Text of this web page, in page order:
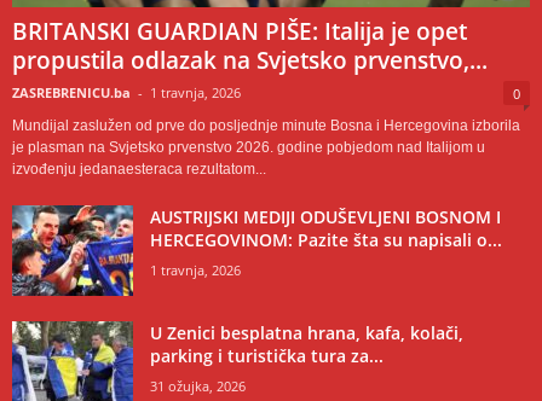
BRITANSKI GUARDIAN PIŠE: Italija je opet
propustila odlazak na Svjetsko prvenstvo,...
ZASREBRENICU.ba - 1 travnja, 2026 0
Mundijal zaslužen od prve do posljednje minute Bosna i Hercegovina izborila
je plasman na Svjetsko prvenstvo 2026. godine pobjedom nad Italijom u
izvođenju jedanaesteraca rezultatom...
AUSTRIJSKI MEDIJI ODUŠEVLJENI BOSNOM I
HERCEGOVINOM: Pazite šta su napisali o...
1 travnja, 2026
U Zenici besplatna hrana, kafa, kolači,
parking i turistička tura za...
31 ožujka, 2026